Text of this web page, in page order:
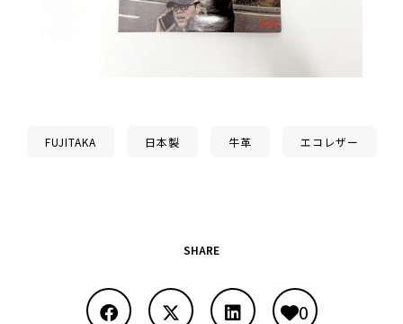
FUJITAKA 日本製 牛革 エコレザー
SHARE
0